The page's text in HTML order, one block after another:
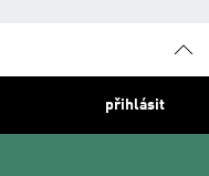
přihlásit